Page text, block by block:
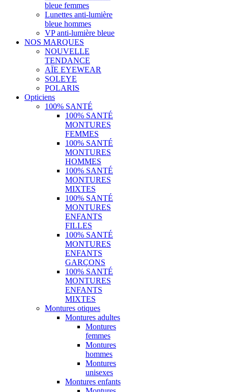
bleue femmes
Lunettes anti-lumière
bleue hommes
VP anti-lumière bleue
NOS MARQUES
NOUVELLE
TENDANCE
AÏE EYEWEAR
SOLEYE
POLARIS
Opticiens
100% SANTÉ
100% SANTÉ
MONTURES
FEMMES
100% SANTÉ
MONTURES
HOMMES
100% SANTÉ
MONTURES
MIXTES
100% SANTÉ
MONTURES
ENFANTS
FILLES
100% SANTÉ
MONTURES
ENFANTS
GARÇONS
100% SANTÉ
MONTURES
ENFANTS
MIXTES
Montures otiques
Montures adultes
Montures
femmes
Montures
hommes
Montures
unisexes
Montures enfants